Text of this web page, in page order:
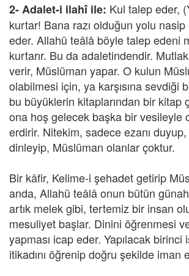
2- Adalet-i ilahî ile: Kul talep eder,
kurtar! Bana razı olduğun yolu
eder. Allahü teâlâ böyle talep edeni
kurtarır. Bu da adaletindendir.
verir, Müslüman yapar. O kulun
olabilmesi için, ya karşısına sevdiği
bu büyüklerin kitaplarından bir kitap
ona hoş gelecek başka bir vesileyle
erdirir. Nitekim, sadece ezanı duyup,
dinleyip, Müslüman olanlar çoktur.
Bir kâfir, Kelime-i şehadet getirip
anda, Allahü teâlâ onun bütün
artık melek gibi, tertemiz bir insan
mesuliyet başlar. Dinini öğrenmesi
yapması icap eder. Yapılacak
itikadını öğrenip doğru şekilde iman